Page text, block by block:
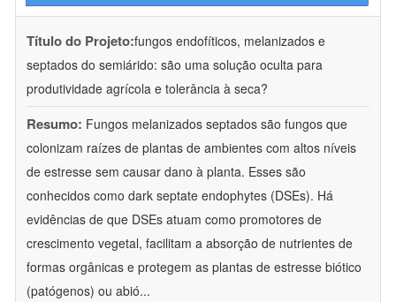
Título do Projeto:fungos endofíticos, melanizados e
septados do semiárido: são uma solução oculta para
produtividade agrícola e tolerância à seca?
Resumo: Fungos melanizados septados são fungos que
colonizam raízes de plantas de ambientes com altos níveis
de estresse sem causar dano à planta. Esses são
conhecidos como dark septate endophytes (DSEs). Há
evidências de que DSEs atuam como promotores de
crescimento vegetal, facilitam a absorção de nutrientes de
formas orgânicas e protegem as plantas de estresse biótico
(patógenos) ou abió...